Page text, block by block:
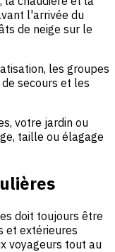
l'arrivée du
de neige sur le
les groupes
secours et les
votre jardin ou
taille ou élagage
doit toujours être
et extérieures
voyageurs tout au